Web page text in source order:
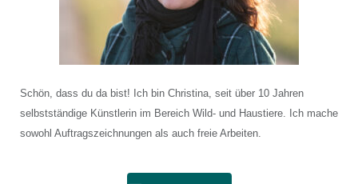
Schön, dass du da bist! Ich bin Christina, seit über 10 Jahren
selbstständige Künstlerin im Bereich Wild- und Haustiere. Ich mache
sowohl Auftragszeichnungen als auch freie Arbeiten.